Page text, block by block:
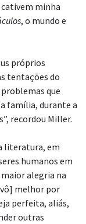
minha
, o mundo e
próprios
tentações do
que
família, durante a
recordou Miller.
literatura, em
humanos em
alegria na
melhor por
perfeita, aliás,
outras